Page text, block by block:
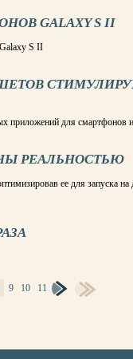
GALAXY S II
S II
приложений для
РЕАЛЬНОСТЬЮ
ее для запуска
9 10 11